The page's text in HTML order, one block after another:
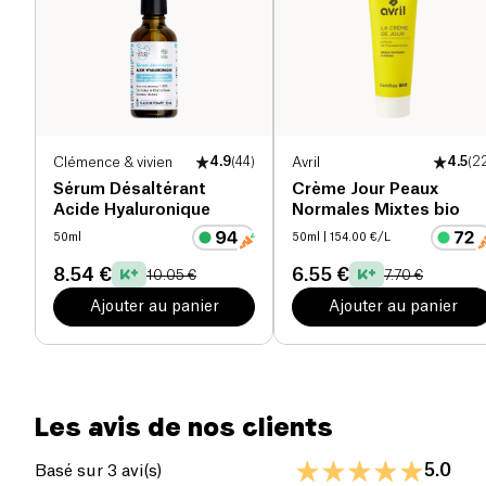
Clémence & vivien 4.9(44)
Sérum Désaltérant
Acide Hyaluronique
50ml
8.54 € 10.05 €
Ajouter au panier
Avril 4.5(
Crème Jour Peaux
Normales Mixtes bio
50ml | 154.00 €/L
6.55 € 7.70 €
Ajouter au panier
Les avis de nos clients
Basé sur 3 avi(s) 5.0